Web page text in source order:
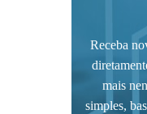
Receba
mais
simples,